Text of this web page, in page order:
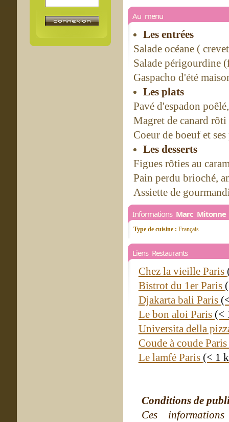
Au menu
Les entrées
Salade océane (
Salade périgourdine
Gaspacho d'été
Les plats
Pavé d'espadon
Magret de canard rôti
Coeur de boeuf et
Les desserts
Figues rôties au
Pain perdu brioché,
Assiette de
Informations Marc Mitonne
Type de cuisine : Français
Liens Restaurants
Chez la vieille Paris
Bistrot du 1er Paris
Djakarta bali Paris
Le bon aloi Paris (<
Universita della
Coude à coude Paris
Le lamfé Paris (< 1
Conditions de
Ces